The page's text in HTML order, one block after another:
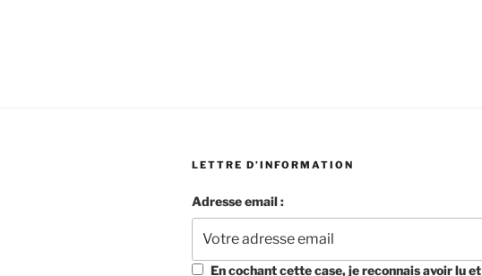
LETTRE D’INFORMATION
Adresse email :
En cochant cette case, je reconnais avoir lu et